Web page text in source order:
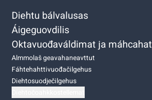
Diehtu bálvalusas
Áigeguovdilis
Oktavuođaváldimat ja máhcahat
Almmolaš geavahaneavttut
Fáhtehahttivuođačilgehus
Diehtosuodječilgehus